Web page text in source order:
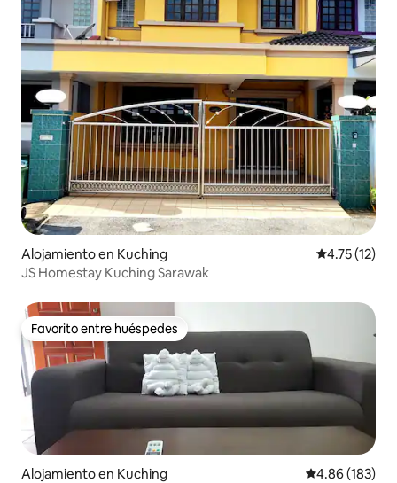
Alojamiento en Kuching Calificación
4.75 (12)
JS Homestay Kuching Sarawak
Favorito entre huéspedes
Favorito entre huéspedes
Alojamiento en Kuching Calificación
4.86 (183)